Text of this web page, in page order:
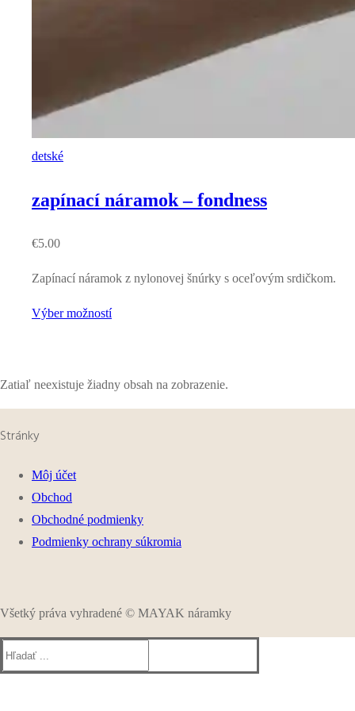
detské
zapínací náramok – fondness
€5.00
Zapínací náramok z nylonovej šnúrky s oceľovým srdičkom.
Výber možností
Zatiaľ neexistuje žiadny obsah na zobrazenie.
Stránky
Môj účet
Obchod
Obchodné podmienky
Podmienky ochrany súkromia
Všetký práva vyhradené © MAYAK náramky
Hľadať: